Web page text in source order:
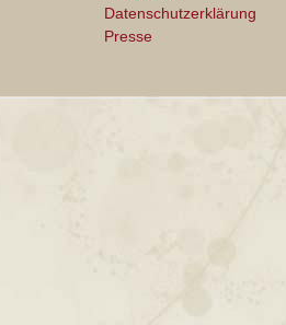
Datenschutzerklärung
Presse